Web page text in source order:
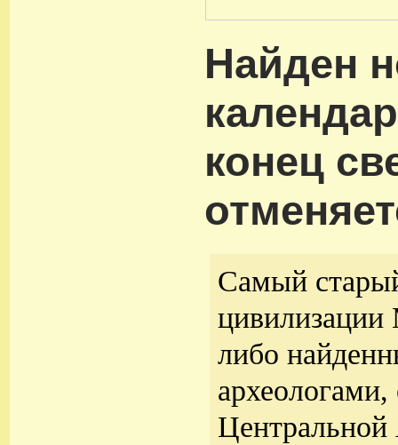
Найден
конец
Самый
цивилизации
либо